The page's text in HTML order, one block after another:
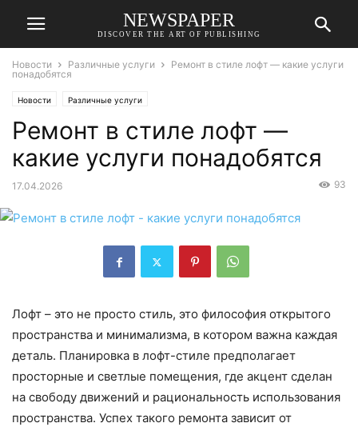
NEWSPAPER
DISCOVER THE ART OF PUBLISHING
Новости Различные услуги
Ремонт в стиле лофт — какие услуги
понадобятся
Новости Различные услуги
Ремонт в стиле лофт —
какие услуги понадобятся
17.04.2026 93
Лофт – это не просто стиль, это философия открытого
пространства и минимализма, в котором важна каждая
деталь. Планировка в лофт-стиле предполагает
просторные и светлые помещения, где акцент сделан
на свободу движений и рациональность использования
пространства. Успех такого ремонта зависит от